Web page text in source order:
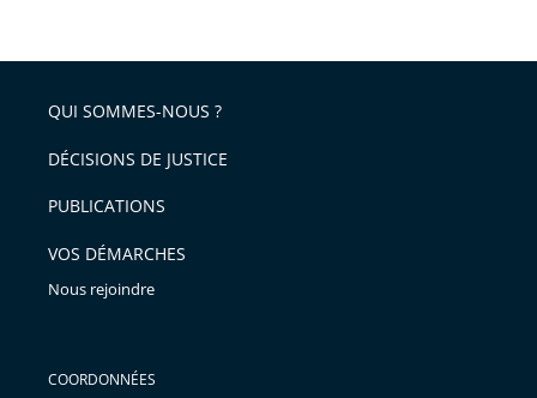
arriver
après
l'article
pour
avant
QUI SOMMES-NOUS ?
DÉCISIONS DE JUSTICE
PUBLICATIONS
VOS DÉMARCHES
Nous rejoindre
COORDONNÉES